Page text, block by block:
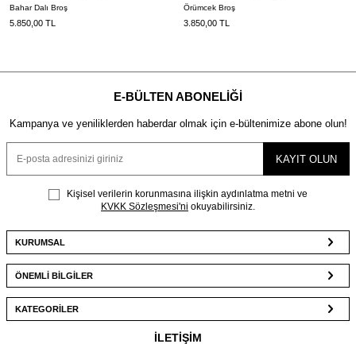
Bahar Dalı Broş
5.850,00 TL
Örümcek Broş
3.850,00TL
E-BÜLTEN ABONELIĞI
Kampanya ve yeniliklerden haberdar olmak için e-bültenimize abone olun!
KAYIT OLUN
Kişisel verilerin korunmasına ilişkin aydınlatma metni ve
KVKK Sözleşmesi'ni okuyabilirsiniz.
KURUMSAL
ÖNEMLİ BİLGİLER
KATEGORİLER
İLETİŞİM